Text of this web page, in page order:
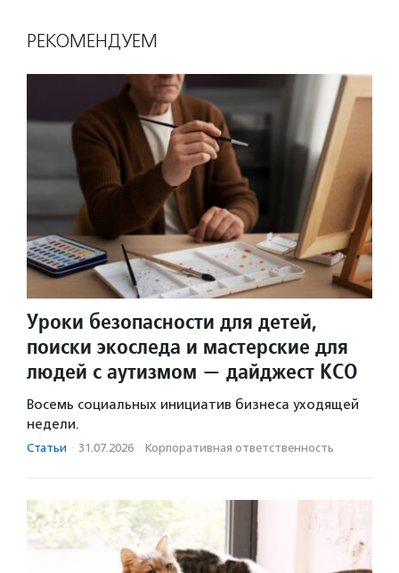
РЕКОМЕНДУЕМ
Уроки безопасности для детей,
поиски экоследа и мастерские для
людей с аутизмом — дайджест КСО
Восемь социальных инициатив бизнеса уходящей
недели.
Статьи · 31.07.2026 · Корпоративная ответственность